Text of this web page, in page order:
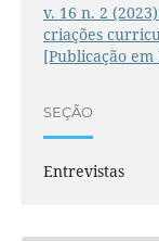
v. 16 n. 2
criações
[Publicação
SEÇÃO
Entrevistas